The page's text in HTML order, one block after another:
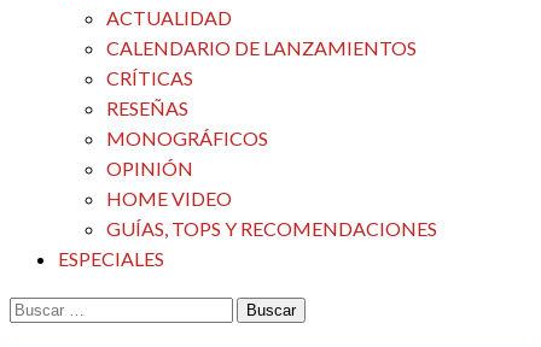
ACTUALIDAD
CALENDARIO DE LANZAMIENTOS
CRÍTICAS
RESEÑAS
MONOGRÁFICOS
OPINIÓN
HOME VIDEO
GUÍAS, TOPS Y RECOMENDACIONES
ESPECIALES
Buscar: